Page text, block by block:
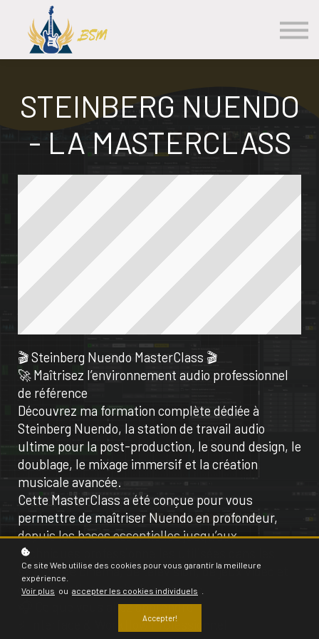
Se Connecter
STEINBERG NUENDO
- LA MASTERCLASS
🎬 Steinberg Nuendo MasterClass 🎬
🚀 Maîtrisez l’environnement audio professionnel
de référence
Découvrez ma formation complète dédiée à
Steinberg Nuendo, la station de travail audio
ultime pour la post-production, le sound design, le
doublage, le mixage immersif et la création
musicale avancée.
Cette MasterClass a été conçue pour vous
permettre de maîtriser Nuendo en profondeur,
depuis les bases essentielles jusqu’aux
techniques professionnelles utilisées dans les
studios de cinéma, de télévision, de jeux vidéo et
de production musicale moderne.
🎧 Ce que vous allez apprendre
⚡ Interface & Workflow Professionnel
Ce site Web utilise des cookies pour vous garantir la meilleure
expérience.
Voir plus ou accepter les cookies individuels
Accepter!